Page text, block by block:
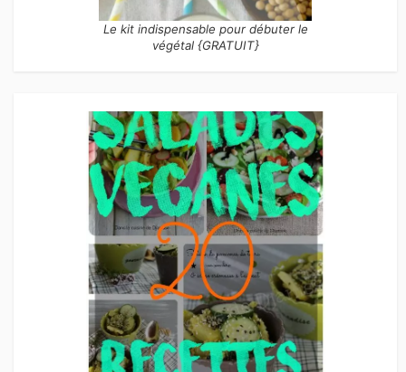
Le kit indispensable pour débuter le
végétal {GRATUIT}